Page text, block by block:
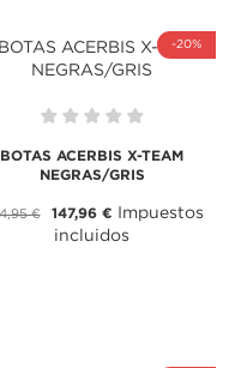
-20%
BOTAS ACERBIS X-TEAM
NEGRAS/GRIS
€ 147,96 € Impuestos
incluidos